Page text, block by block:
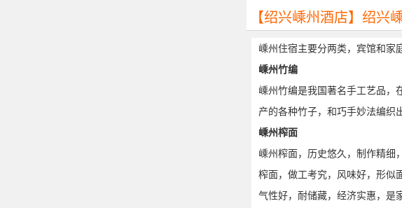
【绍兴嵊州酒店】绍兴
嵊州住宿主要分两类，宾馆和家
嵊州竹编
嵊州竹编是我国著名手工艺品，
产的各种竹子，和巧手妙法编织
嵊州榨面
嵊州榨面，历史悠久，制作精细
榨面，做工考究，风味好，形似
气性好，耐储藏，经济实惠，是